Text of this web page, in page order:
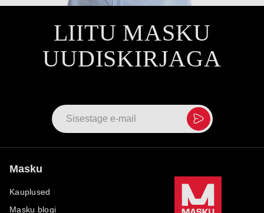
LIITU MASKU
UUDISKIRJAGA
Masku
Kauplused
Masku blogi